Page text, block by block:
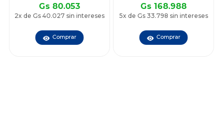
Gs 80.053
2x de Gs 40.027 sin intereses
Comprar
Gs 168.988
5x de Gs 33.798 sin intereses
Comprar